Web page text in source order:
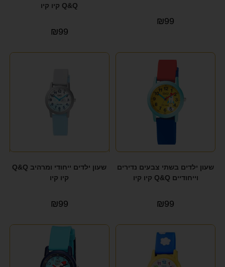
₪99
Q&Q קיו קיו
₪99
שעון ילדים בשתי צבעים נדירים
וייחודיים Q&Q קיו קיו
₪99
שעון ילדים ייחודי ומרהיב Q&Q
קיו קיו
₪99